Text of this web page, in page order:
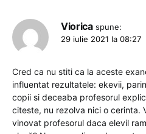
Viorica spune:
29 iulie 2021 la 08:27
Cred ca nu stiti ca la aceste
influentat rezultatele: ekevii,
copii si deceaba profesorul
citeste, nu rezolva nici o cerinta.
vinovat profesorul daca elevil